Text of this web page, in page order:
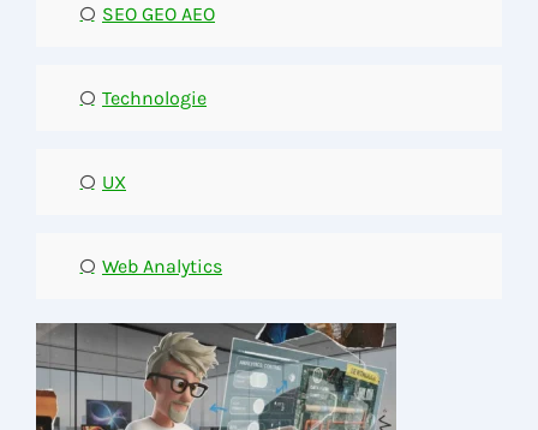
SEO GEO AEO
Technologie
UX
Web Analytics